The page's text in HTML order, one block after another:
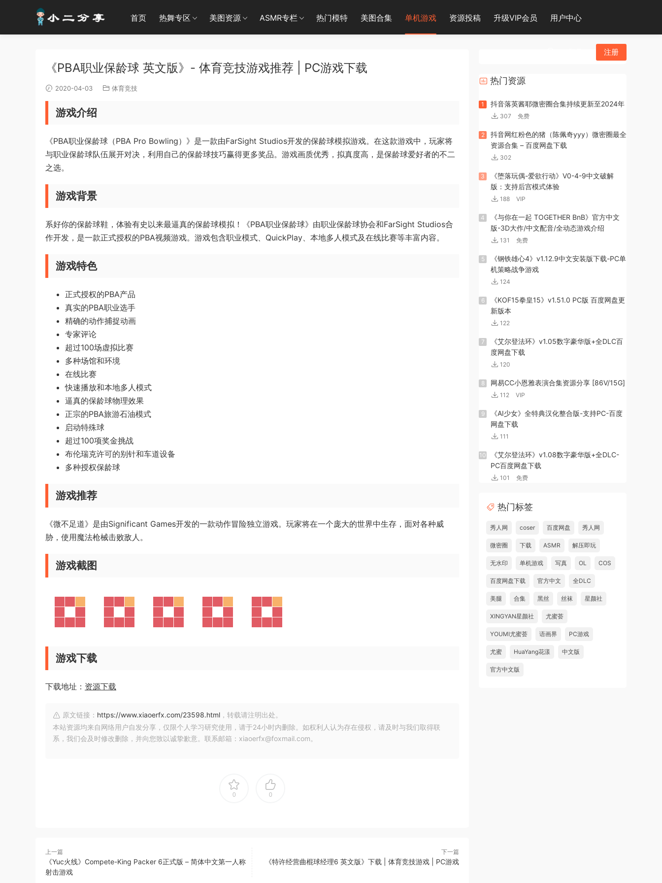
首页 热舞专区 美图资源 ASMR专栏 热门模特 美图合集 单机游戏 资源投稿 升级VIP会员 用户中心
注册
《PBA职业保龄球 英文版》- 体育竞技游戏推荐 | PC游戏下载
2020-04-03 体育竞技
游戏介绍
《PBA职业保龄球（PBA Pro Bowling）》是一款由FarSight Studios开发的保龄球模拟游戏。在这款游戏中，玩家将
与职业保龄球队伍展开对决，利用自己的保龄球技巧赢得更多奖品。游戏画质优秀，拟真度高，是保龄球爱好者的不二
之选。
游戏背景
系好你的保龄球鞋，体验有史以来最逼真的保龄球模拟！《PBA职业保龄球》由职业保龄球协会和FarSight Studios合
作开发，是一款正式授权的PBA视频游戏。游戏包含职业模式、QuickPlay、本地多人模式及在线比赛等丰富内容。
游戏特色
正式授权的PBA产品
真实的PBA职业选手
精确的动作捕捉动画
专家评论
超过100场虚拟比赛
多种场馆和环境
在线比赛
快速播放和本地多人模式
逼真的保龄球物理效果
正宗的PBA旅游石油模式
启动特殊球
超过100项奖金挑战
布伦瑞克许可的别针和车道设备
多种授权保龄球
游戏推荐
《微不足道》是由Significant Games开发的一款动作冒险独立游戏。玩家将在一个庞大的世界中生存，面对各种威
胁，使用魔法枪械击败敌人。
游戏截图
游戏下载
下载地址： 资源下载
原文链接： https://www.xiaoerfx.com/23598.html ，转载请注明出处。
本站资源均来自网络用户自发分享，仅限个人学习研究使用，请于24小时内删除。如权利人认为存在侵权，请及时与我们取得联
系，我们会及时修改删除，并向您致以诚挚歉意。联系邮箱：xiaoerfx@foxmail.com。
0 0
上一篇
《Yuc火线》Compete-King Packer 6正式版 – 简体中文第一人称
射击游戏
下一篇
《特许经营曲棍球经理6 英文版》下载 | 体育竞技游戏 | PC游戏
热门资源
1 抖音落英酱耶微密圈合集持续更新至2024年
307 免费
2
抖音网红粉色的猪（陈佩奇yyy）微密圈最全
资源合集 – 百度网盘下载
302
3
《堕落玩偶-爱欲行动》V0-4-9中文破解
版：支持后宫模式体验
188 VIP
4
《与你在一起 TOGETHER BnB》官方中文
版-3D大作/中文配音/全动态游戏介绍
131 免费
5
《钢铁雄心4》v1.12.9中文安装版下载-PC单
机策略战争游戏
124
6
《KOF15拳皇15》v1.51.0 PC版 百度网盘更
新版本
122
7
《艾尔登法环》v1.05数字豪华版+全DLC百
度网盘下载
120
8 网易CC小恩雅表演合集资源分享 [86V/15G]
112 VIP
9
《AI少女》全特典汉化整合版-支持PC-百度
网盘下载
111
10
《艾尔登法环》v1.08数字豪华版+全DLC-
PC百度网盘下载
101 免费
热门标签
秀人网 coser 百度网盘 秀人网
微密圈 下载 ASMR 解压即玩
无水印 单机游戏 写真 OL COS
百度网盘下载 官方中文 全DLC
美腿 合集 黑丝 丝袜 星颜社
XINGYAN星颜社 尤蜜荟
YOUMI尤蜜荟 语画界 PC游戏
尤蜜 HuaYang花漾 中文版
官方中文版